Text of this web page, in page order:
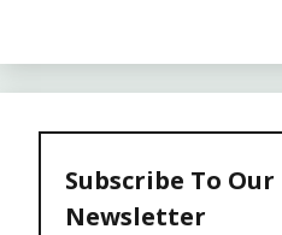
Subscribe To Our
Newsletter